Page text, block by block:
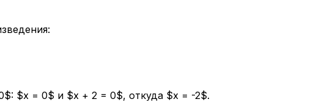
$x = 0$ и $x + 2 = 0$, откуда $x = -2$.